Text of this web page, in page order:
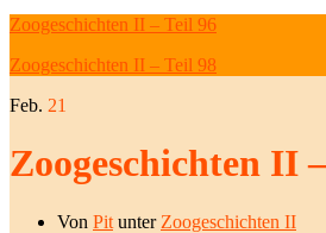
Zoogeschichten II – Teil 96
Zoogeschichten II – Teil 98
Feb. 21
Zoogeschichten II
Von Pit unter Zoogeschichten II